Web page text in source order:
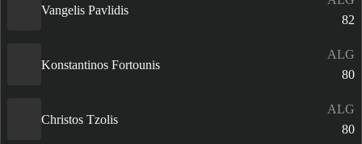
Vangelis Pavlidis
82
Konstantinos Fortounis
ALG
80
Christos Tzolis
ALG
80